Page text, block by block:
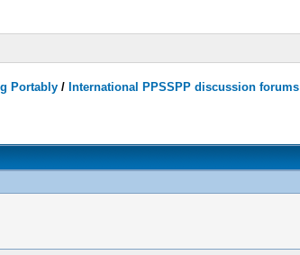
Portably / International PPSSPP discussion forums